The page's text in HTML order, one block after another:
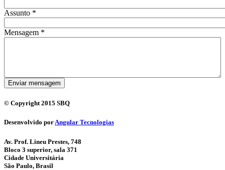
Assunto *
Mensagem *
Enviar mensagem
© Copyright 2015 SBQ
Desenvolvido porAngular Tecnologias
Av. Prof. Lineu Prestes, 748
Bloco 3 superior, sala 371
Cidade Universitária
São Paulo, Brasil